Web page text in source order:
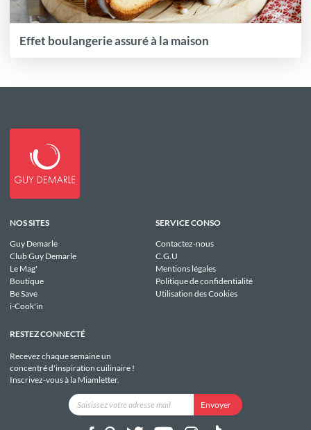
Effet boulangerie assuré à la maison
NOS SITES
Guy Demarle
Club Guy Demarle
Le Mag'
Boutique
Be Save
i-Cook'in
SERVICE CONSO
Contactez-nous
C.G.U
Mentions légales
Politique de confidentialité
Utilisation des Cookies
RESTEZ CONNECTÉ
Recevez chaque semaine un
concentré d'inspiration cuilinaire !
Inscrivez-vous à la Miamletter.